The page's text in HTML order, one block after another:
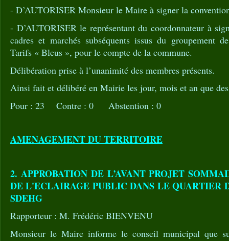
- D’AUTORISER Monsieur le Maire à signer la
- D’AUTORISER le représentant du coordonnateur à
cadres et marchés subséquents issus du groupement
Tarifs « Bleus », pour le compte de la commune.
Délibération prise à l’unanimité des membres présents.
Ainsi fait et délibéré en Mairie les jour, mois et an que
Pour : 23 Contre : 0 Abstention : 0
AMENAGEMENT DU TERRITOIRE
2. APPROBATION DE L’AVANT PROJET
DE L'ECLAIRAGE PUBLIC DANS LE QUARTIER
SDEHG
Rapporteur : M. Frédéric BIENVENU
Monsieur le Maire informe le conseil municipal que